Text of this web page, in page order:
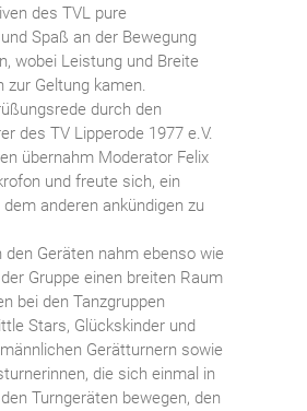
des TVL pure
Spaß an der Bewegung
wobei Leistung und Breite
zur Geltung kamen.
durch den
des TV Lipperode 1977 e.V.
übernahm Moderator Felix
und freute sich, ein
anderen ankündigen zu
den Geräten nahm ebenso wie
Gruppe einen breiten Raum
bei den Tanzgruppen
Stars, Glückskinder und
Gerätturnern sowie
die sich einmal in
Turngeräten bewegen, den